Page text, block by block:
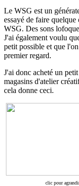
Le WSG est un
essayé de faire
WSG. Des sons
J'ai également voulu
petit possible et que
premier regard.
J'ai donc acheté un
magasins d'atelier
cela donne ceci.
clic pour